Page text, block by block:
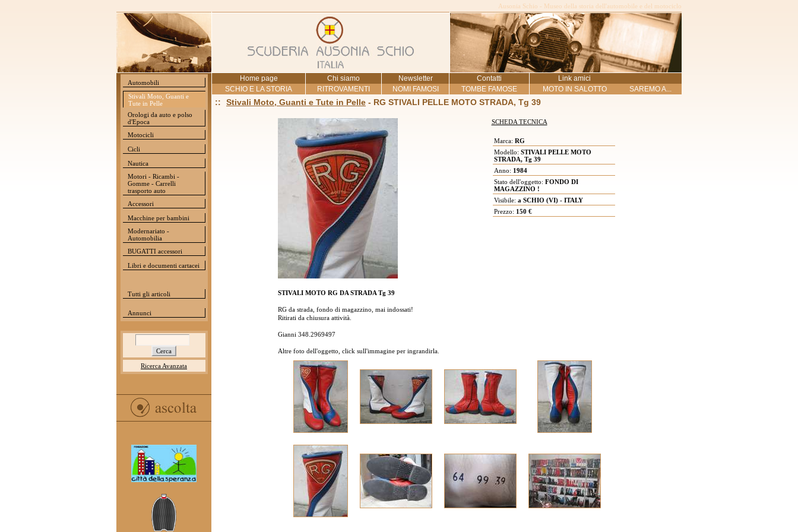
Ausonia Schio - Museo della storia dell'automobile e del motociclo
Automobili
Stivali Moto, Guanti e
Tute in Pelle
Orologi da auto e polso
d'Epoca
Motocicli
Cicli
Nautica
Motori - Ricambi -
Gomme - Carrelli
trasporto auto
Accessori
Macchine per bambini
Modernariato -
Automobilia
BUGATTI accessori
Libri e documenti cartacei
Tutti gli articoli
Annunci
Ricerca Avanzata
Home page Chi siamo Newsletter Contatti
Link amici
SCHIO E LA STORIA
RITROVAMENTI NOMI FAMOSI TOMBE FAMOSE MOTO IN SALOTTO SAREMO A...
:: Stivali Moto, Guanti e Tute in Pelle - RG STIVALI PELLE MOTO STRADA, Tg 39
SCHEDA TECNICA
Marca: RG
Modello: STIVALI PELLE MOTO
STRADA, Tg 39
Anno: 1984
Stato dell'oggetto: FONDO DI
MAGAZZINO !
Visibile: a SCHIO (VI) - ITALY
Prezzo: 150 €
STIVALI MOTO RG DA STRADA Tg 39
RG da strada, fondo di magazzino, mai indossati!
Ritirati da chiusura attività.
Gianni 348.2969497
Altre foto dell'oggetto, click sull'immagine per ingrandirla.